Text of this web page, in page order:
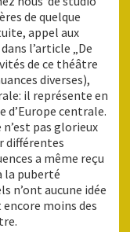
de quelque
appel aux
l’article „De
de ce théâtre
diverses),
il représente en
d’Europe centrale.
n’est pas glorieux
différentes
a même reçu
la puberté
n’ont aucune idée
moins des